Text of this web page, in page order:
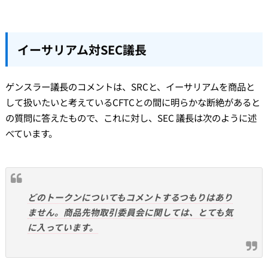
イーサリアム対SEC議長
ゲンスラー議長のコメントは、SRCと、イーサリアムを商品と
して扱いたいと考えているCFTCとの間に明らかな断絶があると
の質問に答えたもので、これに対し、SEC 議長は次のように述
べています。
どのトークンについてもコメントするつもりはあり
ません。商品先物取引委員会に関しては、とても気
に入っています。